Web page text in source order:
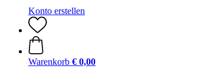
Konto erstellen
Warenkorb € 0,00